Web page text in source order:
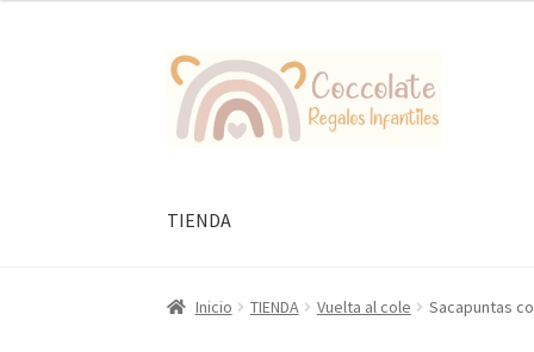
Ir
la
Ir
al
contenido
TIENDA
Inicio TIENDA Vuelta al cole Sacapuntas